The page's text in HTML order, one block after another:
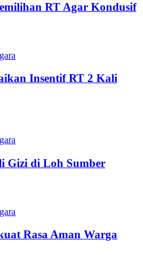
RT Agar Kondusif
Insentif RT 2 Kali
Gizi di Loh Sumber
Rasa Aman Warga